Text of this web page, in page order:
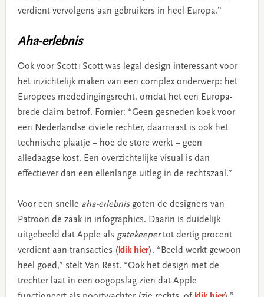
verdient vervolgens aan gebruikers in heel Europa.”
Aha-erlebnis
Ook voor Scott+Scott was legal design interessant voor
het inzichtelijk maken van een complex onderwerp: het
Europees mededingingsrecht, omdat het een Europa-
brede claim betrof. Fornier: “Geen gesneden koek voor
een Nederlandse civiele rechter, daarnaast is ook het
technische plaatje – hoe de store werkt – geen
alledaagse kost. Een overzichtelijke visual is dan
effectiever dan een ellenlange uitleg in de rechtszaal.”
Voor een snelle aha-erlebnis goten de designers van
Patroon de zaak in infographics. Daarin is duidelijk
uitgebeeld dat Apple als gatekeepertot dertig procent
verdient aan transacties ( klik hier). “Beeld werkt gewoon
heel goed,” stelt Van Rest. “Ook het design met de
trechter laat in een oogopslag zien dat Apple